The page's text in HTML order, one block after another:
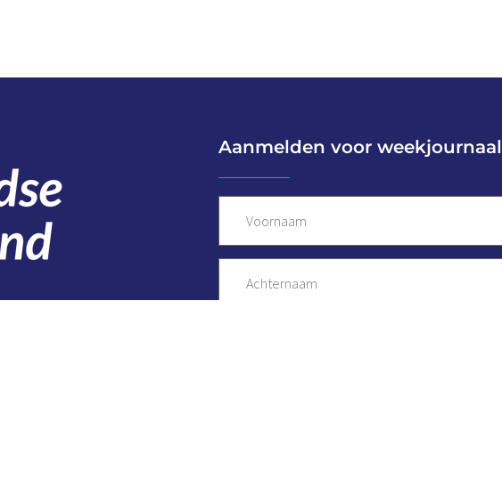
Aanmelden voor weekjournaal